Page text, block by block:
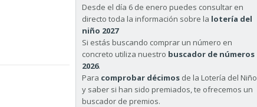
Desde el día 6 de enero puedes consultar en
directo toda la información sobre la lotería del
niño 2027
Si estás buscando comprar un número en
concreto utiliza nuestro buscador de números
2026.
Para comprobar décimos de la Lotería del Niño
y saber si han sido premiados, te ofrecemos un
buscador de premios.